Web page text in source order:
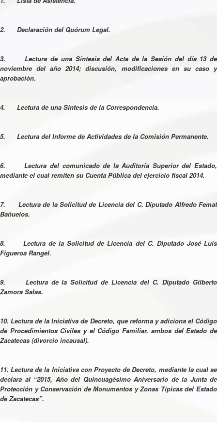
2. Declaración del Quórum Legal.
3. Lectura de una Síntesis del Acta de la Sesión del día 13 de
noviembre del año 2014; discusión, modificaciones en su caso y
aprobación.
4. Lectura de una Síntesis de la Correspondencia.
5. Lectura del Informe de Actividades de la Comisión Permanente.
6. Lectura del comunicado de la Auditoría Superior del Estado,
mediante el cual remiten su Cuenta Pública del ejercicio fiscal 2014.
7. Lectura de la Solicitud de Licencia del C. Diputado Alfredo Femat
Bañuelos.
8. Lectura de la Solicitud de Licencia del C. Diputado José Luis
Figueroa Rangel.
9. Lectura de la Solicitud de Licencia del C. Diputado Gilberto
Zamora Salas.
10. Lectura de la Iniciativa de Decreto, que reforma y adiciona el Código
de Procedimientos Civiles y el Código Familiar, ambos del Estado de
Zacatecas (divorcio incausal).
11. Lectura de la Iniciativa con Proyecto de Decreto, mediante la cual se
declara al “2015, Año del Quincuagésimo Aniversario de la Junta de
Protección y Conservación de Monumentos y Zonas Típicas del Estado
de Zacatecas”.